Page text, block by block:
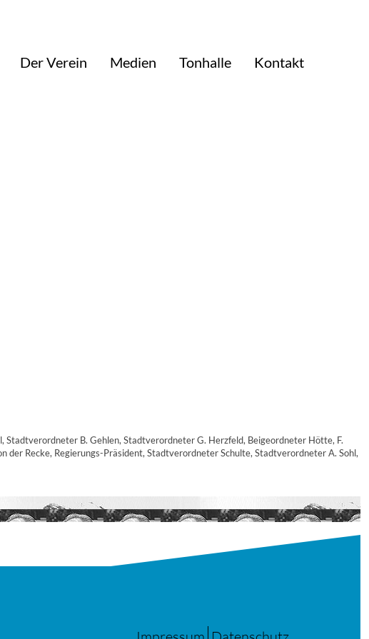
Der Verein Medien Tonhalle
Kontakt
B. Gehlen, Stadtverordneter G. Herzfeld, Beigeordneter Hötte, F.
Recke, Regierungs-Präsident, Stadtverordneter Schulte, Stadtverordneter A. Sohl,